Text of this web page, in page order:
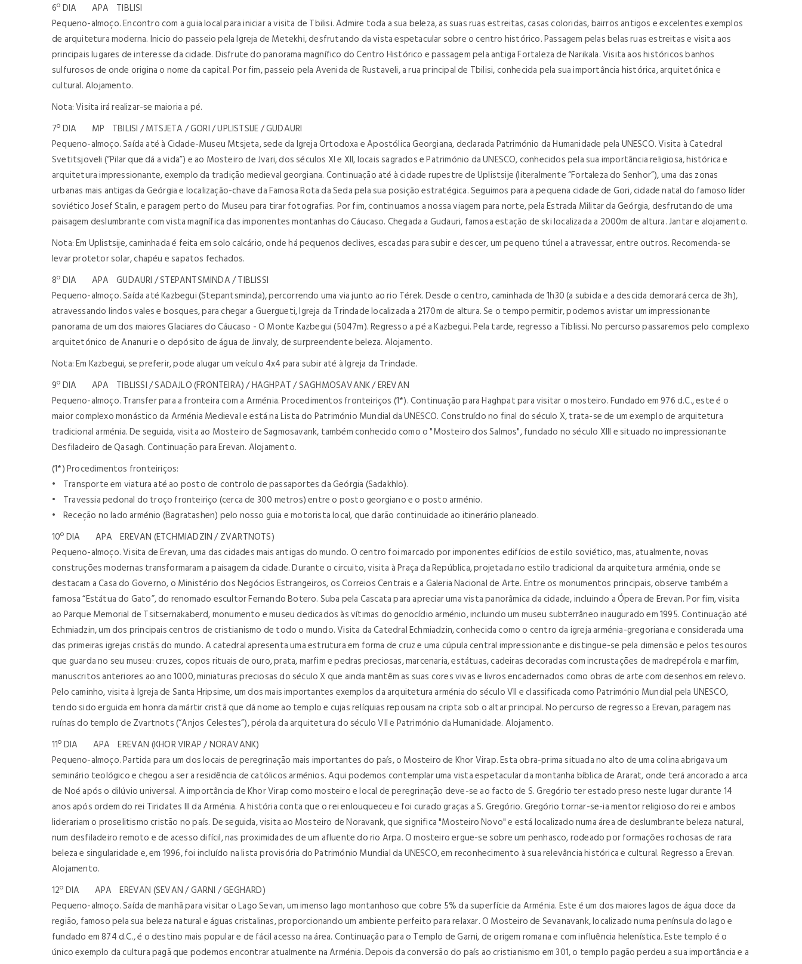
6º DIA APA TIBLISI
Pequeno-almoço. Encontro com a guia local para iniciar a visita de Tbilisi. Admire toda a sua beleza, as suas ruas estreitas, casas coloridas, bairros antigos e excelentes exemplos
de arquitetura moderna. Inicio do passeio pela Igreja de Metekhi, desfrutando da vista espetacular sobre o centro histórico. Passagem pelas belas ruas estreitas e visita aos
principais lugares de interesse da cidade. Disfrute do panorama magnífico do Centro Histórico e passagem pela antiga Fortaleza de Narikala. Visita aos históricos banhos
sulfurosos de onde origina o nome da capital. Por fim, passeio pela Avenida de Rustaveli, a rua principal de Tbilisi, conhecida pela sua importância histórica, arquitetónica e
cultural. Alojamento.
Nota: Visita irá realizar-se maioria a pé.
7º DIA MP TBILISI / MTSJETA / GORI / UPLISTSIJE / GUDAURI
Pequeno-almoço. Saída até à Cidade-Museu Mtsjeta, sede da Igreja Ortodoxa e Apostólica Georgiana, declarada Património da Humanidade pela UNESCO. Visita à Catedral
Svetitsjoveli (“Pilar que dá a vida”) e ao Mosteiro de Jvari, dos séculos XI e XII, locais sagrados e Património da UNESCO, conhecidos pela sua importância religiosa, histórica e
arquitetura impressionante, exemplo da tradição medieval georgiana. Continuação até à cidade rupestre de Uplistsije (literalmente “Fortaleza do Senhor”), uma das zonas
urbanas mais antigas da Geórgia e localização-chave da Famosa Rota da Seda pela sua posição estratégica. Seguimos para a pequena cidade de Gori, cidade natal do famoso líder
soviético Josef Stalin, e paragem perto do Museu para tirar fotografias. Por fim, continuamos a nossa viagem para norte, pela Estrada Militar da Geórgia, desfrutando de uma
paisagem deslumbrante com vista magnífica das imponentes montanhas do Cáucaso. Chegada a Gudauri, famosa estação de ski localizada a 2000m de altura. Jantar e alojamento.
Nota: Em Uplistsije, caminhada é feita em solo calcário, onde há pequenos declives, escadas para subir e descer, um pequeno túnel a atravessar, entre outros. Recomenda-se
levar protetor solar, chapéu e sapatos fechados.
8º DIA APA GUDAURI / STEPANTSMINDA / TIBLISSI
Pequeno-almoço. Saída até Kazbegui (Stepantsminda), percorrendo uma via junto ao rio Térek. Desde o centro, caminhada de 1h30 (a subida e a descida demorará cerca de 3h),
atravessando lindos vales e bosques, para chegar a Guergueti, Igreja da Trindade localizada a 2170m de altura. Se o tempo permitir, podemos avistar um impressionante
panorama de um dos maiores Glaciares do Cáucaso - O Monte Kazbegui (5047m). Regresso a pé a Kazbegui. Pela tarde, regresso a Tiblissi. No percurso passaremos pelo complexo
arquitetónico de Ananuri e o depósito de água de Jinvaly, de surpreendente beleza. Alojamento.
Nota: Em Kazbegui, se preferir, pode alugar um veículo 4x4 para subir até à Igreja da Trindade.
9º DIA APA TIBLISSI / SADAJLO (FRONTEIRA) / HAGHPAT / SAGHMOSAVANK / EREVAN
Pequeno-almoço. Transfer para a fronteira com a Arménia. Procedimentos fronteiriços (1*). Continuação para Haghpat para visitar o mosteiro. Fundado em 976 d.C., este é o
maior complexo monástico da Arménia Medieval e está na Lista do Património Mundial da UNESCO. Construído no final do século X, trata-se de um exemplo de arquitetura
tradicional arménia. De seguida, visita ao Mosteiro de Sagmosavank, também conhecido como o "Mosteiro dos Salmos", fundado no século XIII e situado no impressionante
Desfiladeiro de Qasagh. Continuação para Erevan. Alojamento.
(1*) Procedimentos fronteiriços:
• Transporte em viatura até ao posto de controlo de passaportes da Geórgia (Sadakhlo).
• Travessia pedonal do troço fronteiriço (cerca de 300 metros) entre o posto georgiano e o posto arménio.
• Receção no lado arménio (Bagratashen) pelo nosso guia e motorista local, que darão continuidade ao itinerário planeado.
10º DIA APA EREVAN (ETCHMIADZIN / ZVARTNOTS)
Pequeno-almoço. Visita de Erevan, uma das cidades mais antigas do mundo. O centro foi marcado por imponentes edifícios de estilo soviético, mas, atualmente, novas
construções modernas transformaram a paisagem da cidade. Durante o circuito, visita à Praça da República, projetada no estilo tradicional da arquitetura arménia, onde se
destacam a Casa do Governo, o Ministério dos Negócios Estrangeiros, os Correios Centrais e a Galeria Nacional de Arte. Entre os monumentos principais, observe também a
famosa “Estátua do Gato”, do renomado escultor Fernando Botero. Suba pela Cascata para apreciar uma vista panorâmica da cidade, incluindo a Ópera de Erevan. Por fim, visita
ao Parque Memorial de Tsitsernakaberd, monumento e museu dedicados às vítimas do genocídio arménio, incluindo um museu subterrâneo inaugurado em 1995. Continuação até
Echmiadzin, um dos principais centros de cristianismo de todo o mundo. Visita da Catedral Echmiadzin, conhecida como o centro da igreja arménia-gregoriana e considerada uma
das primeiras igrejas cristãs do mundo. A catedral apresenta uma estrutura em forma de cruz e uma cúpula central impressionante e distingue-se pela dimensão e pelos tesouros
que guarda no seu museu: cruzes, copos rituais de ouro, prata, marfim e pedras preciosas, marcenaria, estátuas, cadeiras decoradas com incrustações de madrepérola e marfim,
manuscritos anteriores ao ano 1000, miniaturas preciosas do século X que ainda mantêm as suas cores vivas e livros encadernados como obras de arte com desenhos em relevo.
Pelo caminho, visita à Igreja de Santa Hripsime, um dos mais importantes exemplos da arquitetura arménia do século VII e classificada como Património Mundial pela UNESCO,
tendo sido erguida em honra da mártir cristã que dá nome ao templo e cujas relíquias repousam na cripta sob o altar principal. No percurso de regresso a Erevan, paragem nas
ruínas do templo de Zvartnots (“Anjos Celestes”), pérola da arquitetura do século VII e Património da Humanidade. Alojamento.
11º DIA APA EREVAN (KHOR VIRAP / NORAVANK)
Pequeno-almoço. Partida para um dos locais de peregrinação mais importantes do país, o Mosteiro de Khor Virap. Esta obra-prima situada no alto de uma colina abrigava um
seminário teológico e chegou a ser a residência de católicos arménios. Aqui podemos contemplar uma vista espetacular da montanha bíblica de Ararat, onde terá ancorado a arca
de Noé após o dilúvio universal. A importância de Khor Virap como mosteiro e local de peregrinação deve-se ao facto de S. Gregório ter estado preso neste lugar durante 14
anos após ordem do rei Tiridates III da Arménia. A história conta que o rei enlouqueceu e foi curado graças a S. Gregório. Gregório tornar-se-ia mentor religioso do rei e ambos
liderariam o proselitismo cristão no país. De seguida, visita ao Mosteiro de Noravank, que significa "Mosteiro Novo" e está localizado numa área de deslumbrante beleza natural,
num desfiladeiro remoto e de acesso difícil, nas proximidades de um afluente do rio Arpa. O mosteiro ergue-se sobre um penhasco, rodeado por formações rochosas de rara
beleza e singularidade e, em 1996, foi incluído na lista provisória do Património Mundial da UNESCO, em reconhecimento à sua relevância histórica e cultural. Regresso a Erevan.
Alojamento.
12º DIA APA EREVAN (SEVAN / GARNI / GEGHARD)
Pequeno-almoço. Saída de manhã para visitar o Lago Sevan, um imenso lago montanhoso que cobre 5% da superfície da Arménia. Este é um dos maiores lagos de água doce da
região, famoso pela sua beleza natural e águas cristalinas, proporcionando um ambiente perfeito para relaxar. O Mosteiro de Sevanavank, localizado numa península do lago e
fundado em 874 d.C., é o destino mais popular e de fácil acesso na área. Continuação para o Templo de Garni, de origem romana e com influência helenística. Este templo é o
único exemplo da cultura pagã que podemos encontrar atualmente na Arménia. Depois da conversão do país ao cristianismo em 301, o templo pagão perdeu a sua importância e a